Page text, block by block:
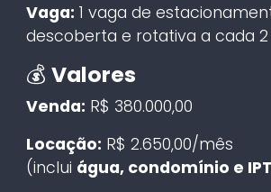
Vaga: 1 vaga de
descoberta e rotativa a cada 2
💰 Valores
Venda: R$ 380.000,00
Locação: R$ 2.650,00/mês
(inclui água, condomínio e